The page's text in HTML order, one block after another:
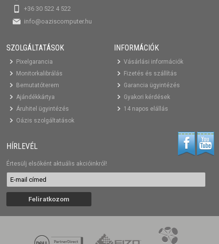
+36 30 522 4 522
info@oaziscomputer.hu
SZOLGÁLTATÁSOK
Pixelgarancia
Monitorkalibrálás
Bemutatóterem
Ajándékkártya
Áruhitel ügyintézés
Oázis szolgáltatások
INFORMÁCIÓK
Vásárlási információk
Fizetés és szállítás
Garancia ügyintézés
Gyakori kérdések
14 napos elállás
HÍRLEVÉL
Értesülj elsőként aktuális akcióinkról!